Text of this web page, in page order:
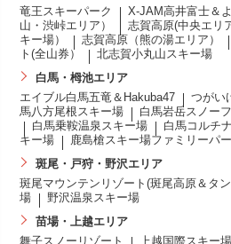
竜王スキーパーク
X-JAM高井富士＆
山・渋峠エリア）
志賀高原(中央エリ
キー場）
志賀高原（熊の湯エリア）
ト(全山券）
北志賀小丸山スキー場
白馬・栂池エリア
エイブル白馬五竜＆Hakuba47
つがい
馬八方尾根スキー場
白馬岩岳スノー
白馬乗鞍温泉スキー場
白馬コルチ
キー場
鹿島槍スキー場ファミリーパ
斑尾・戸狩・野沢エリア
斑尾マウンテンリゾート(斑尾高原＆タン
場
野沢温泉スキー場
苗場・上越エリア
舞子スノーリゾート
上越国際スキー場